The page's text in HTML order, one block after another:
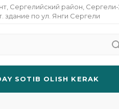
Сергелийский район, Сергели-
здание по ул. Янги Сергели
SOTIB OLISH KERAK